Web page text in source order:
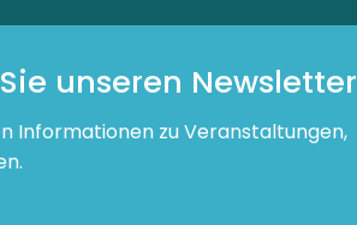
unseren Newsletter
Informationen zu Veranstaltungen,